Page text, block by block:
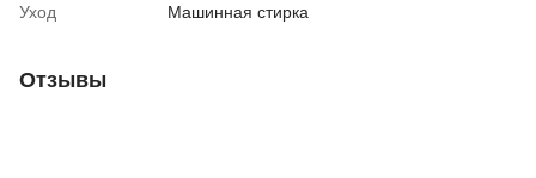
Уход
Машинная стирка
Отзывы